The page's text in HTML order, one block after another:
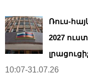
Ռուս-
2027
10:07-31.07.26